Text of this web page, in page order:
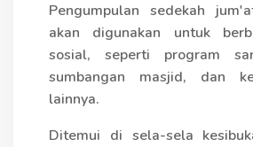
Pengumpulan sedekah
akan digunakan untuk
sosial, seperti program
sumbangan masjid, dan
lainnya.
Ditemui di sela-sela